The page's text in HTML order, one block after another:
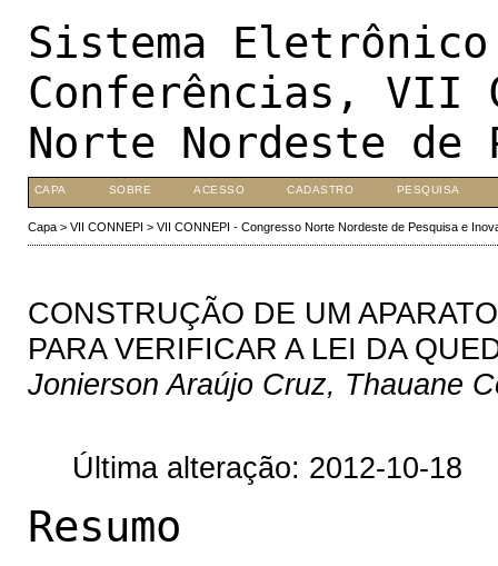
Sistema
Conferências, VII
Norte Nordeste de
CAPA SOBRE ACESSO CADASTRO PESQUISA
Capa> VII CONNEPI > VII CONNEPI - Congresso Norte Nordeste de Pesquisa e
CONSTRUÇÃO DE UM
PARA VERIFICAR A LEI DA
Jonierson Araújo Cruz, Thauane
Última alteração: 2012-10-18
Resumo